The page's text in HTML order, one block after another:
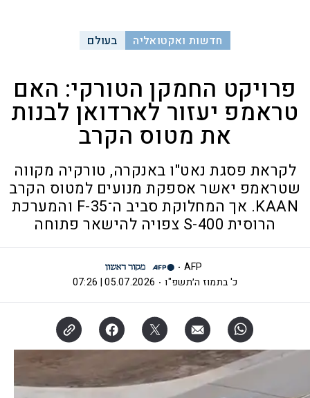
חדשות ואקטואליה בעולם
פרויקט החמקן הטורקי: האם
טראמפ יעזור לארדואן לבנות
את מטוס הקרב
לקראת פסגת נאט"ו באנקרה, טורקיה מקווה
שטראמפ יאשר אספקת מנועים למטוס הקרב
KAAN. אך המחלוקת סביב ה־F-35 והמערכת
הרוסית S-400 צפויה להישאר פתוחה
AFP
כ' בתמוז ה׳תשפ"ו
05.07.2026 | 07:26